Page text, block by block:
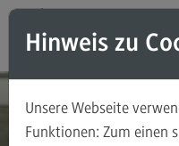
Direkt zum Inhalt
Direkt zum Hauptmenu
Direkt zum Footer
Masterstudiengänge
Hinweis zu
Unsere Webseite
Funktionen: Zum einen